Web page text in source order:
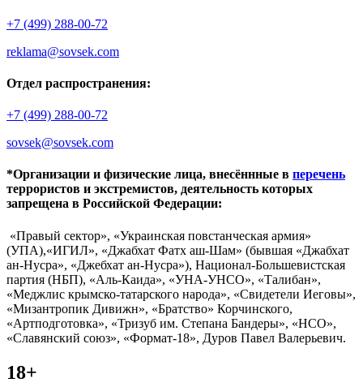
+7 (499) 288-00-72
reklama@sovsek.com
Отдел распространения:
+7 (499) 288-00-72
sovsek@sovsek.com
*Организации и физические лица, внесённные в перечень
террористов и экстремистов, деятельность которых
запрещена в Российской Федерации:
«Правый сектор», «Украинская повстанческая армия»
(УПА),«ИГИЛ», «Джабхат Фатх аш-Шам» (бывшая «Джабхат
ан-Нусра», «Джебхат ан-Нусра»), Национал-Большевистская
партия (НБП), «Аль-Каида», «УНА-УНСО», «Талибан»,
«Меджлис крымско-татарского народа», «Свидетели Иеговы»,
«Мизантропик Дивижн», «Братство» Корчинского,
«Артподготовка», «Тризуб им. Степана Бандеры», «НСО»,
«Славянский союз», «Формат-18», Дуров Павел Валерьевич.
18+